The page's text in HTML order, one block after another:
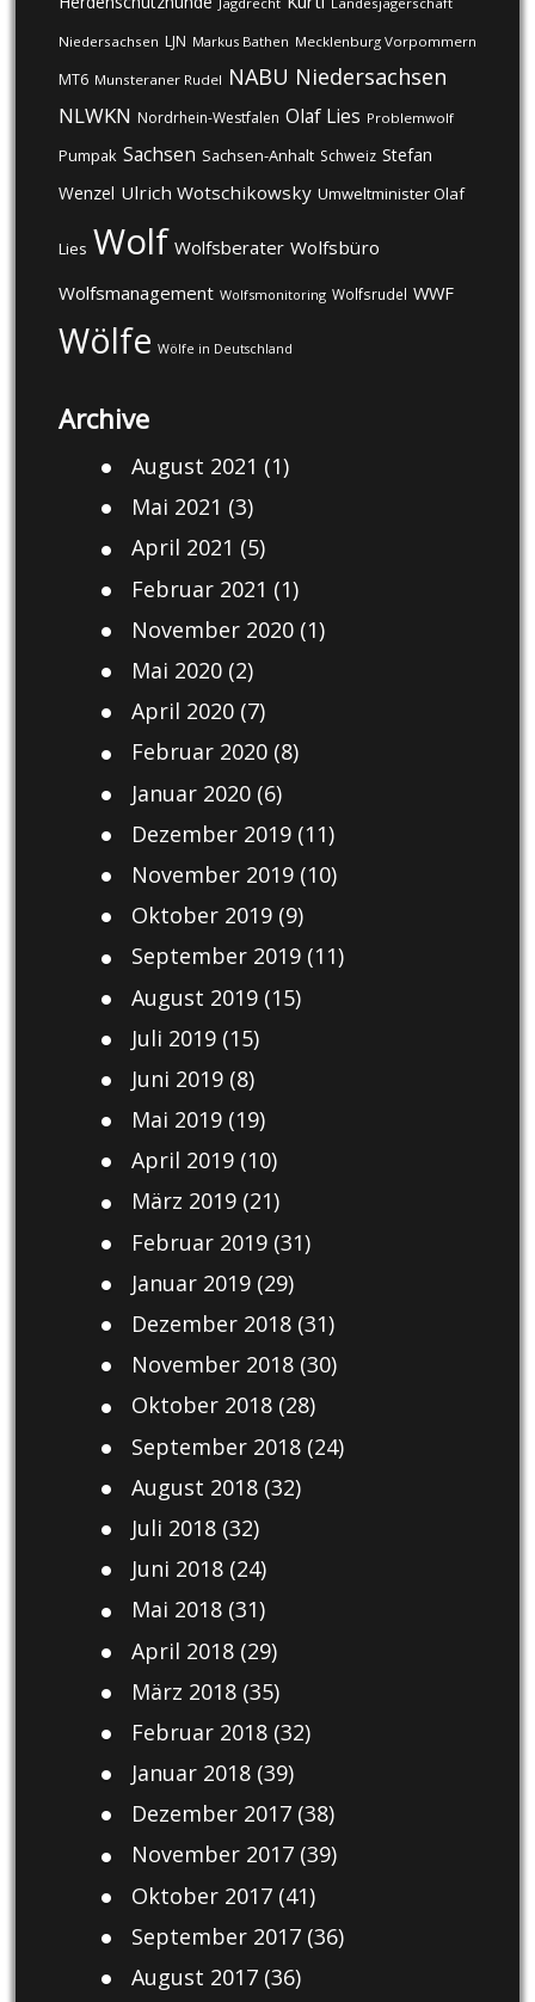
Niedersachsen LJN Markus Bathen Mecklenburg Vorpommern
MT6 Munsteraner Rudel NABU Niedersachsen
NLWKN Nordrhein-Westfalen Olaf Lies Problemwolf
Pumpak Sachsen Sachsen-Anhalt Schweiz Stefan
Wenzel Ulrich Wotschikowsky Umweltminister Olaf
Lies Wolf Wolfsberater Wolfsbüro
Wolfsmanagement Wolfsmonitoring Wolfsrudel WWF
Wölfe Wölfe in Deutschland
Archive
August 2021 (1)
Mai 2021 (3)
April 2021 (5)
Februar 2021 (1)
November 2020(1)
Mai 2020(2)
April 2020(7)
Februar 2020(8)
Januar 2020(6)
Dezember 2019(11)
November 2019(10)
Oktober 2019(9)
September 2019(11)
August 2019(15)
Juli 2019(15)
Juni 2019(8)
Mai 2019(19)
April 2019(10)
März 2019(21)
Februar 2019(31)
Januar 2019(29)
Dezember 2018(31)
November 2018(30)
Oktober 2018(28)
September 2018(24)
August 2018(32)
Juli 2018(32)
Juni 2018(24)
Mai 2018(31)
April 2018(29)
März 2018(35)
Februar 2018(32)
Januar 2018(39)
Dezember 2017(38)
November 2017(39)
Oktober 2017(41)
September 2017(36)
August 2017(36)